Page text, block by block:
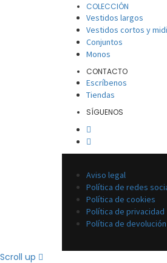
COLECCIÓN
Vestidos largos
Vestidos cortos y
Conjuntos
Monos
CONTACTO
Escríbenos
Tiendas
SÍGUENOS
Aviso legal
Política de redes
Política de cookies
Política de privacidad
Política de
Scroll up